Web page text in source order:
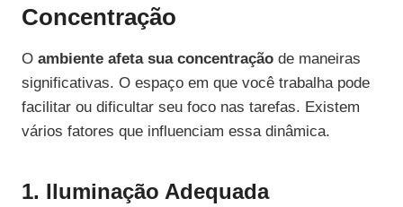
Concentração
O ambiente afeta sua concentração de maneiras
significativas. O espaço em que você trabalha pode
facilitar ou dificultar seu foco nas tarefas. Existem
vários fatores que influenciam essa dinâmica.
1. Iluminação Adequada